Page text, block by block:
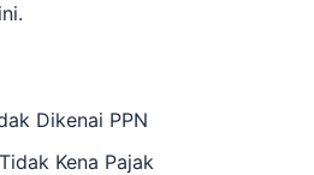
Dikenai PPN
Kena Pajak